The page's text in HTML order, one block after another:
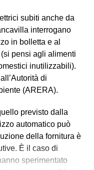
subiti anche da
interrogano
in bolletta e al
pensi agli alimenti
inutilizzabili).
di
(ARERA).
previsto dalla
automatico può
della fornitura è
È il caso di
sperimentato